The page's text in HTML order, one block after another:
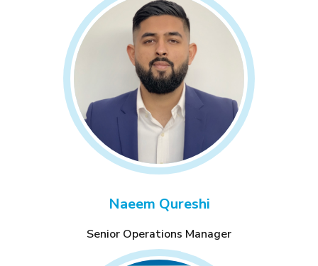
Naeem Qureshi
Senior Operations Manager